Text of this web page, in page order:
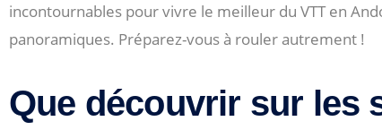
incontournables pour vivre le meilleur du VTT en
panoramiques. Préparez-vous à rouler autrement !
Que découvrir sur les